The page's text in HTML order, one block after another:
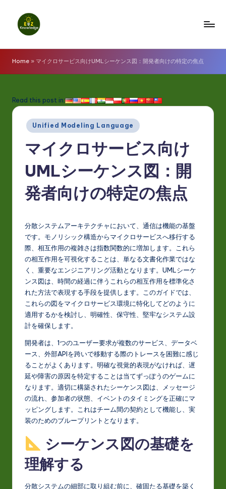
z
K
o
w
p
L
Home » マイクロサービス向けUMLシーケンス図：開発者向けの特定の焦点
Read this post in:
Posted
in
Unified Modeling Language
マイクロサービス向け
UMLシーケンス図：開
発者向けの特定の焦点
分散システムアーキテクチャにおいて、通信は機能の基盤
です。モノリシック構造からマイクロサービスへ移行する
際、相互作用の複雑さは指数関数的に増加します。これら
の相互作用を可視化することは、単なる文書化作業ではな
く、重要なエンジニアリング活動となります。UMLシーケ
ンス図は、時間の経過に伴うこれらの相互作用を標準化さ
れた方法で表現する手段を提供します。このガイドでは、
これらの図をマイクロサービス環境に特化してどのように
適用するかを検討し、明確性、保守性、堅牢なシステム設
計を確保します。
開発者は、1つのユーザー要求が複数のサービス、データベ
ース、外部APIを跨いで移動する際のトレースを困難に感じ
ることがよくあります。明確な視覚的表現がなければ、遅
延や障害の原因を特定することは当てずっぽうのゲームに
なります。適切に構築されたシーケンス図は、メッセージ
の流れ、参加者の状態、イベントのタイミングを正確にマ
ッピングします。これはチーム間の契約として機能し、実
装のためのブループリントとなります。
シーケンス図の基礎を
理解する
分散システムの細部に取り組む前に、確固たる基礎を築く